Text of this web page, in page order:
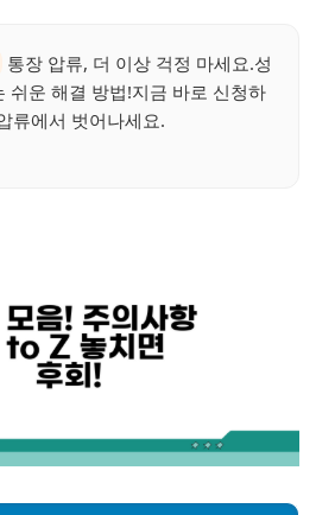
통장 압류, 더 이상 걱정 마세요.성
쉬운 해결 방법!지금 바로 신청하
류에서 벗어나세요.